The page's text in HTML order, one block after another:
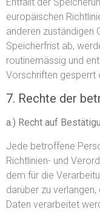
europäischen
anderen zuständigen
Speicherfrist ab,
routinemässig und
Vorschriften gesperrt
7. Rechte der
a.) Recht auf
Jede betroffene
Richtlinien- und
dem für die
darüber zu
Daten verarbeitet